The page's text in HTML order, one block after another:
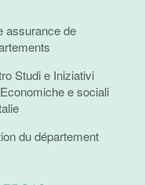
assurance de
Studi e Iniziativi
e sociali
du département